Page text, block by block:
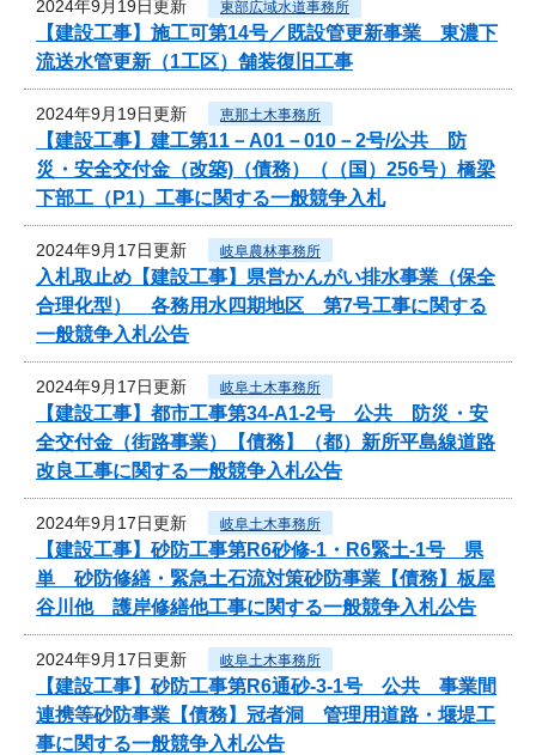
2024年9月19日更新 東部広域水道事務所
【建設工事】施工可第14号／既設管更新事業 東濃下
流送水管更新（1工区）舗装復旧工事
2024年9月19日更新 恵那土木事務所
【建設工事】建工第11－A01－010－2号/公共 防
災・安全交付金（改築)（債務）（（国）256号）橋梁
下部工（P1）工事に関する一般競争入札
2024年9月17日更新 岐阜農林事務所
入札取止め【建設工事】県営かんがい排水事業（保全
合理化型） 各務用水四期地区 第7号工事に関する
一般競争入札公告
2024年9月17日更新 岐阜土木事務所
【建設工事】都市工事第34-A1-2号 公共 防災・安
全交付金（街路事業）【債務】（都）新所平島線道路
改良工事に関する一般競争入札公告
2024年9月17日更新 岐阜土木事務所
【建設工事】砂防工事第R6砂修-1・R6緊土-1号 県
単 砂防修繕・緊急土石流対策砂防事業【債務】板屋
谷川他 護岸修繕他工事に関する一般競争入札公告
2024年9月17日更新 岐阜土木事務所
【建設工事】砂防工事第R6通砂-3-1号 公共 事業間
連携等砂防事業【債務】冠者洞 管理用道路・堰堤工
事に関する一般競争入札公告